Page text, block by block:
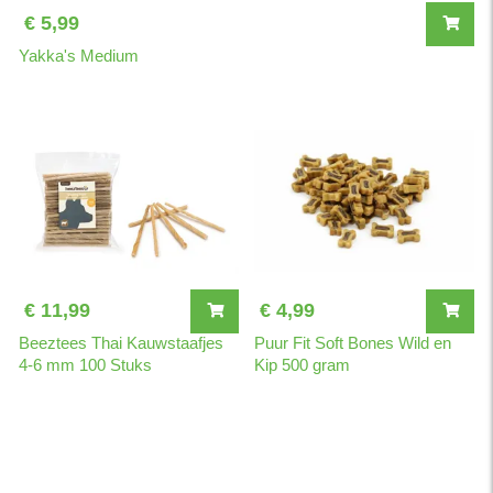
plantaardige vezels, koudgeperste zonnebloemolie, mineralen,
€ 5,99
Yakka's Medium
€ 11,99
Beeztees Thai Kauwstaafjes
4-6 mm 100 Stuks
€ 4,99
Puur Fit Soft Bones Wild en
Kip 500 gram